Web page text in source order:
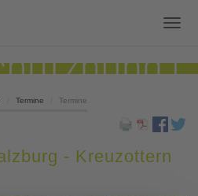
Termine Termine
- Kreuzottern